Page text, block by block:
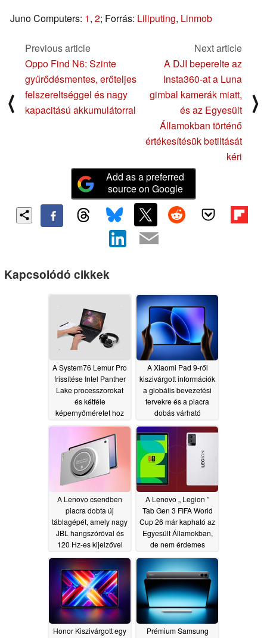
Juno Computers: 1, 2; Forrás: Liliputing, Linmob
⟨
Previous article
Oppo Find N6: Szinte
gyűrődésmentes, erőteljes
felszereltséggel és nagy
kapacitású akkumulátorral
Next article
A DJI beperelte az
Insta360-at a Luna
gimbal kamerák miatt,
és az Egyesült
Államokban történő
értékesítésük betiltását
kéri
⟩
Add as a preferred
source on Google
Kapcsolódó cikkek
A System76 Lemur Pro
frissítése Intel Panther
Lake processzorokat
és kétféle
képernyőméretet hoz
07/02/2026
A Xiaomi Pad 9-ről
kiszivárgott információk
a globális bevezetési
tervekre és a piacra
dobás várható
06/23/2026
A Lenovo csendben
piacra dobta új
táblagépét, amely nagy
JBL hangszóróval és
120 Hz-es kijelzővel
06/16/2026
A Lenovo „ Legion ”
Tab Gen 3 FIFA World
Cup 26 már kapható az
Egyesült Államokban,
de nem érdemes
06/14/2026
Honor Kiszivárgott egy
Prémium Samsung